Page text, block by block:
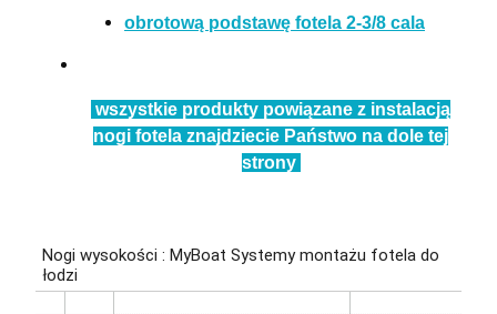
obrotową podstawę fotela 2-3/8 cala
wszystkie produkty powiązane z instalacją
nogi fotela znajdziecie Państwo na dole tej
strony